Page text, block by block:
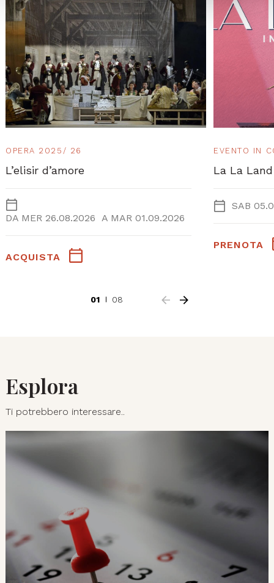
OPERA 2025/ 26
L’elisir d’amore
DA MER 26.08.2026 A MAR 01.09.2026
ACQUISTA
EVENTO IN
La La
SAB
PRENOTA
01 08
Esplora
Ti potrebbero interessare..